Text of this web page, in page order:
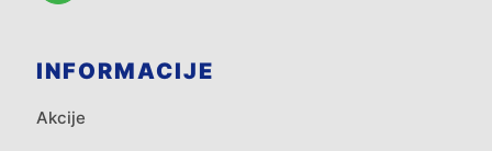
INFORMACIJE
Akcije